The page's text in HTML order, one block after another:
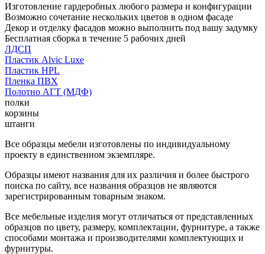
Изготовление гардеробных любого размера и конфигурации
Возможно сочетание нескольких цветов в одном фасаде
Декор и отделку фасадов можно выполнить под вашу задумку
Бесплатная сборка в течение 5 рабочих дней
ЛДСП
Пластик Alvic Luxe
Пластик HPL
Пленка ПВХ
Полотно АГТ (МДФ)
полки
корзины
штанги
Все образцы мебели изготовлены по индивидуальному
проекту в единственном экземпляре.
Образцы имеют названия для их различия и более быстрого
поиска по сайту, все названия образцов не являются
зарегистрированным товарным знаком.
Все мебельные изделия могут отличаться от представленных
образцов по цвету, размеру, комплектации, фурнитуре, а также
способами монтажа и производителями комплектующих и
фурнитуры.